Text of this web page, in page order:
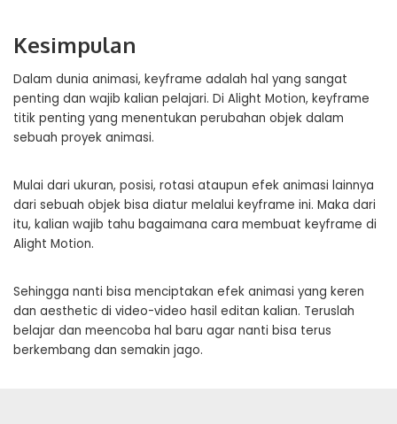
Kesimpulan
Dalam dunia animasi, keyframe adalah hal yang sangat
penting dan wajib kalian pelajari. Di Alight Motion, keyframe
titik penting yang menentukan perubahan objek dalam
sebuah proyek animasi.
Mulai dari ukuran, posisi, rotasi ataupun efek animasi lainnya
dari sebuah objek bisa diatur melalui keyframe ini. Maka dari
itu, kalian wajib tahu bagaimana cara membuat keyframe di
Alight Motion.
Sehingga nanti bisa menciptakan efek animasi yang keren
dan aesthetic di video-video hasil editan kalian. Teruslah
belajar dan meencoba hal baru agar nanti bisa terus
berkembang dan semakin jago.